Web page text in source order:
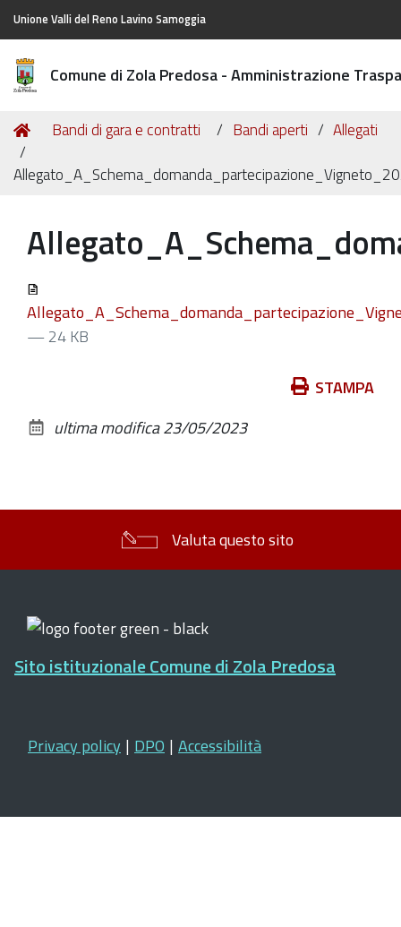
Unione Valli del Reno Lavino Samoggia
Comune di Zola Predosa - Amministrazione
Tu
sei
qui:
Home
Bandi di gara e contratti Bandi aperti
Allegati
— 24 KB
documento
STAMPA
ultima modifica23/05/2023
Valuta questo sito
Sito istituzionale Comune di Zola Predosa
Privacy policy | DPO | Accessibilità